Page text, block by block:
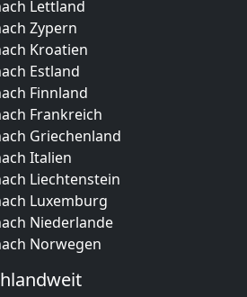
Lettland
Zypern
Kroatien
Estland
Finnland
Frankreich
Griechenland
Italien
Liechtenstein
Luxemburg
Niederlande
Norwegen